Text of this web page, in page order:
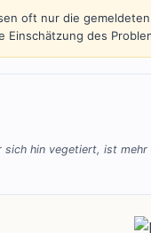
oft nur die
des
hin vegetiert, ist